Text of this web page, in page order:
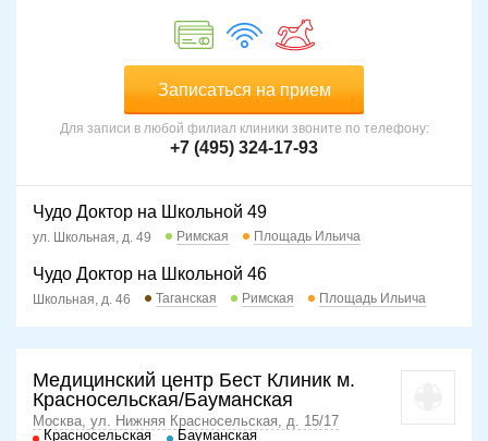
Записаться на прием
Для записи в любой филиал клиники звоните по телефону:
+7 (495) 324-17-93
Чудо Доктор на Школьной 49
ул. Школьная, д. 49 Римская Площадь Ильича
Чудо Доктор на Школьной 46
Школьная, д. 46 Таганская Римская Площадь Ильича
Медицинский центр Бест Клиник м.
Красносельская/Бауманская
Москва, ул. Нижняя Красносельская, д. 15/17
Красносельская
Бауманская